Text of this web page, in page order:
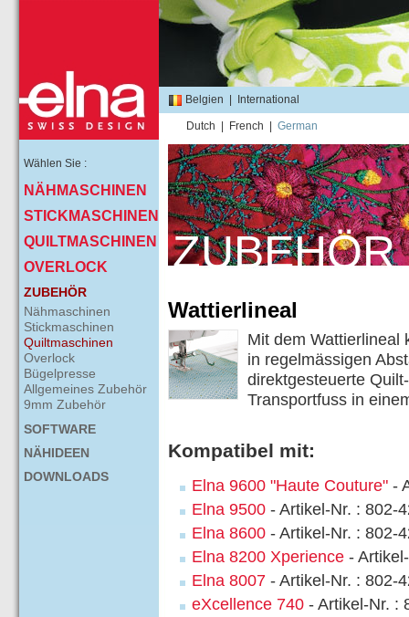
Belgien International
Dutch French German
Wählen Sie :
NÄHMASCHINEN
STICKMASCHINEN
QUILTMASCHINEN
OVERLOCK
ZUBEHÖR
Nähmaschinen
Stickmaschinen
Quiltmaschinen
Overlock
Bügelpresse
Allgemeines Zubehör
9mm Zubehör
SOFTWARE
NÄHIDEEN
DOWNLOADS
ZUBEHÖR
Wattierlineal
Mit dem Wattierlineal
in regelmässigen
direktgesteuerte
Transportfuss in
Kompatibel mit:
Elna 9600 "Haute Couture" -
Elna 9500 - Artikel-Nr. : 802-
Elna 8600 - Artikel-Nr. : 802-
Elna 8200 Xperience -
Elna 8007 - Artikel-Nr. : 802-
eXcellence 740 - Artikel-Nr. :